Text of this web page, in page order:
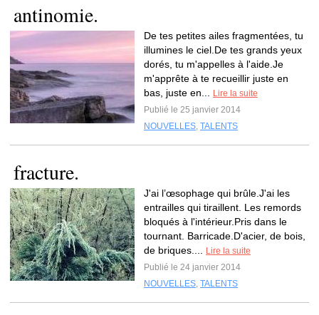
antinomie.
De tes petites ailes fragmentées, tu
illumines le ciel.De tes grands yeux
dorés, tu m'appelles à l'aide.Je
m'apprête à te recueillir juste en
bas, juste en...
Lire la suite
Publié le 25 janvier 2014
NOUVELLES, TALENTS
fracture.
J'ai l’œsophage qui brûle.J'ai les
entrailles qui tiraillent. Les remords
bloqués à l'intérieur.Pris dans le
tournant. Barricade.D'acier, de bois,
de briques....
Lire la suite
Publié le 24 janvier 2014
NOUVELLES, TALENTS